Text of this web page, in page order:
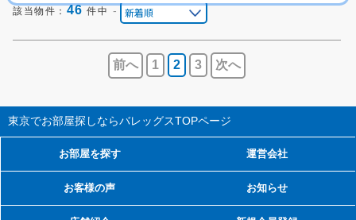
該当物件： 46 件中 -
前へ 1 2 3 次へ
東京でお部屋探しならバレッグスTOPページ
お部屋を探す
お客様の声
運営会社
お知らせ